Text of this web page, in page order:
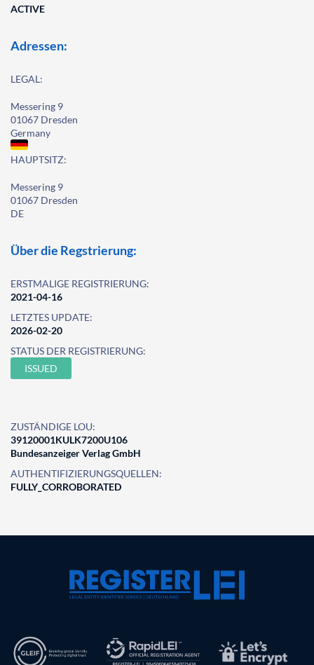
ACTIVE
Adressen:
LEGAL:
Messering 9
01067 Dresden
Germany
HAUPTSITZ:
Messering 9
01067 Dresden
DE
Über die Regstrierung:
ERSTMALIGE REGISTRIERUNG:
2021-04-16
LETZTES UPDATE:
2026-02-20
STATUS DER REGISTRIERUNG:
ISSUED
ZUSTÄNDIGE LOU:
39120001KULK7200U106
Bundesanzeiger Verlag GmbH
AUTHENTIFIZIERUNGSQUELLEN:
FULLY_CORROBORATED